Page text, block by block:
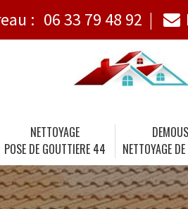
: 06 33 79 48 92
NETTOYAGE
POSE DE GOUTTIERE 44
NETTOYAGE